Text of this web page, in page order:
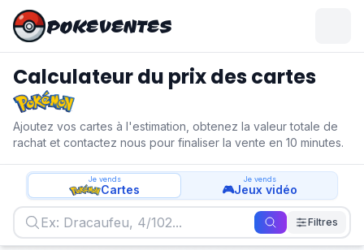
POKEVENTES
Calculateur du prix des cartes
Pokémon
Ajoutez vos cartes à l'estimation, obtenez la valeur totale de
rachat et contactez nous pour finaliser la vente en 10 minutes.
Je vends
Cartes
Je vends
🎮Jeux vidéo
Filtres